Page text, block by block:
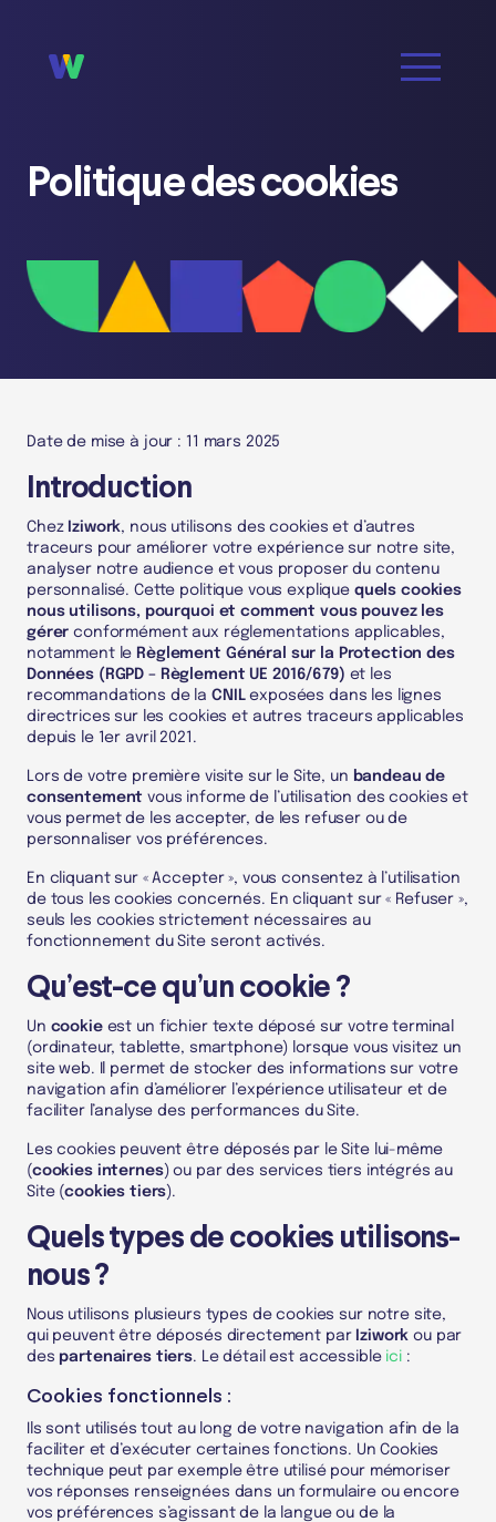
Politique des cookies
Date de mise à jour : 11 mars 2025
Introduction
Chez Iziwork, nous utilisons des cookies et d’autres
traceurs pour améliorer votre expérience sur notre site,
analyser notre audience et vous proposer du contenu
personnalisé. Cette politique vous explique quels cookies
nous utilisons, pourquoi et comment vous pouvez les
gérer conformément aux réglementations applicables,
notamment le Règlement Général sur la Protection des
Données (RGPD – Règlement UE 2016/679) et les
recommandations de la CNILexposées dans les lignes
directrices sur les cookies et autres traceurs applicables
depuis le 1er avril 2021.
Lors de votre première visite sur le Site, un bandeau de
consentement vous informe de l’utilisation des cookies et
vous permet de les accepter, de les refuser ou de
personnaliser vos préférences.
En cliquant sur « Accepter », vous consentez à l’utilisation
de tous les cookies concernés. En cliquant sur « Refuser »,
seuls les cookies strictement nécessaires au
fonctionnement du Site seront activés.
Qu’est-ce qu’un cookie ?
Un cookieest un fichier texte déposé sur votre terminal
(ordinateur, tablette, smartphone) lorsque vous visitez un
site web. Il permet de stocker des informations sur votre
navigation afin d’améliorer l’expérience utilisateur et de
faciliter l’analyse des performances du Site.
Les cookies peuvent être déposés par le Site lui-même
(cookies internes) ou par des services tiers intégrés au
Site (cookies tiers).
Quels types de cookies utilisons-
nous ?
Nous utilisons plusieurs types de cookies sur notre site,
qui peuvent être déposés directement par Iziwork ou par
des partenaires tiers. Le détail est accessible ici:
Cookies fonctionnels :
Ils sont utilisés tout au long de votre navigation afin de la
faciliter et d’exécuter certaines fonctions. Un Cookies
technique peut par exemple être utilisé pour mémoriser
vos réponses renseignées dans un formulaire ou encore
vos préférences s’agissant de la langue ou de la